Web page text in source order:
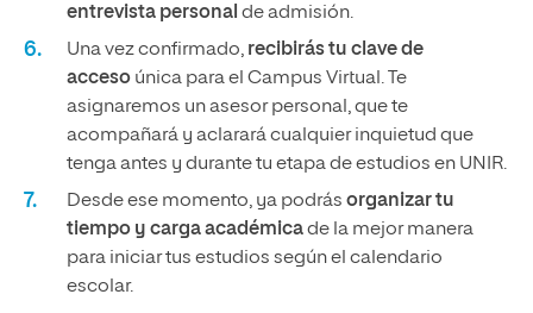
entrevista personal de admisión.
Una vez confirmado, recibirás tu clave de
acceso única para el Campus Virtual. Te
asignaremos un asesor personal, que te
acompañará y aclarará cualquier inquietud que
tenga antes y durante tu etapa de estudios en UNIR.
Desde ese momento, ya podrás organizar tu
tiempo y carga académicade la mejor manera
para iniciar tus estudios según el calendario
escolar.